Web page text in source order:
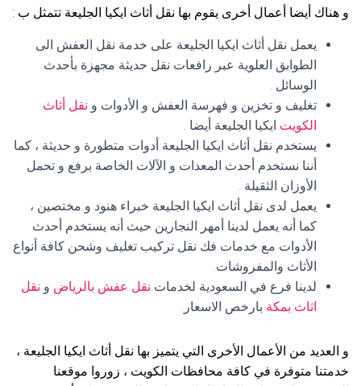
و هناك أيضا أعمال أخرى يقوم بها نقل أثاث ايكيا الجليعة تتمثل ب :
يعمل نقل أثاث ايكيا الجليعة على خدمة نقل العفش الى
الطوابق العلوية عبر رافعات نقل حديثة مجهزة بأحدث
الوسائل .
تغليف و تخزين و فهرسة العفش و الأدوات و نقل أثاث
الكويت ايكيا الجليعة أيضا .
يستخدم نقل أثاث ايكيا الجليعة أدوات متطورة و حديثة ، كما
أننا نستخدم أحدث المعدات و الآلات الخاصة برفع و تحمل
الأوزان الثقيلة .
يعمل لدى نقل أثاث ايكيا الجليعة خبراء هنود و مختصين ،
كما أنه يعمل لدينا أمهر النجارين حيث أنه يستخدم أحدث
الأدوات مع خدمات فك نقل تركيب تغليف وشحن كافة أنواع
الأثاث والمفروشات.
لدينا فرع في السعودية لخدمات نقل عفش بالرياض و نقل
اثاث بمكة بارخص الاسعار.
و العديد من الأعمال الأخرى التي يتميز بها نقل أثاث ايكيا الجليعة ،
خدمتنا متوفرة في كافة محافظات الكويت ، زوروا موقعنا